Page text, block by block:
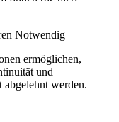
Notwendig
ermöglichen,
und
abgelehnt werden.